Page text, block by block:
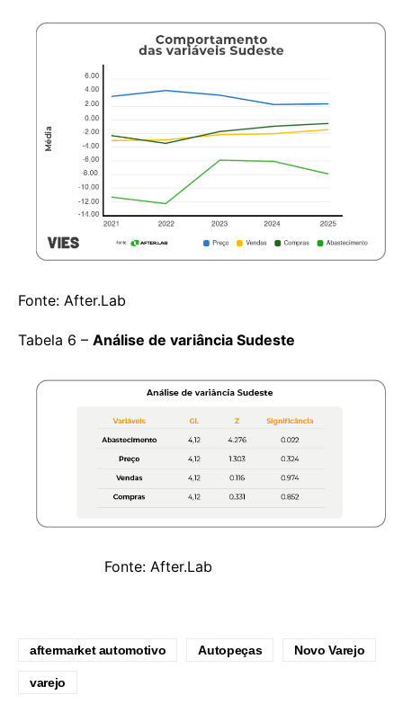
Fonte: After.Lab
Tabela 6 – Análise de variância Sudeste
Fonte: After.Lab
aftermarket automotivo Autopeças Novo Varejo
varejo